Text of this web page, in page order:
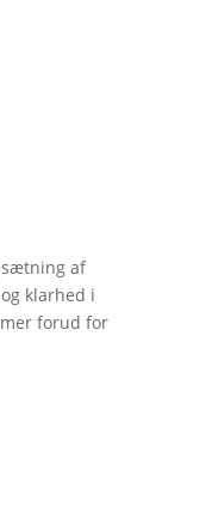
af
klarhed i
forud for